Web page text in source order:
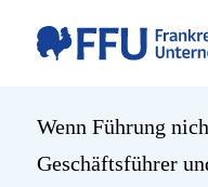
Wenn Führung
Geschäftsführer